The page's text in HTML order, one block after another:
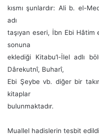
kısmı şunlardır: Ali b. el-
adı
taşıyan eseri, İbn Ebi Hâtim
sonuna
eklediği Kitabu’l-İlel adlı
Dârekutnî, Buharî,
Ebi Şeybe vb. diğer bir
kitaplar
bulunmaktadır.
Muallel hadislerin tesbit